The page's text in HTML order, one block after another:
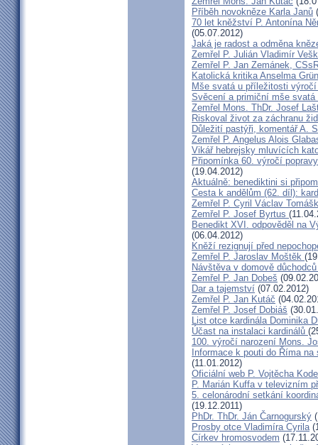
Příběh novokněze Karla Janů
70 let kněžství P. Antonína
(05.07.2012)
Jaká je radost a odměna
Zemřel P. Julián Vladimír
Zemřel P. Jan Zemánek,
Katolická kritika Anselma
Mše svatá u příležitosti
Svěcení a primiční mše
Zemřel Mons. ThDr. Josef
Riskoval život za záchranu
Důležití pastýři, komentář A.
Zemřel P. Angelus Alois
Vikář hebrejsky mluvících
Připomínka 60. výročí
(19.04.2012)
Aktuálně: benediktini si
Cesta k andělům (62. díl):
Zemřel P. Cyril Václav
Zemřel P. Josef Byrtus
Benedikt XVI. odpověděl na
(06.04.2012)
Kněží rezignují před
Zemřel P. Jaroslav Moštěk
Návštěva v domově
Zemřel P. Jan Dobeš
Dar a tajemství (07.02.2012)
Zemřel P. Jan Kutáč
Zemřel P. Josef Dobiáš
List otce kardinála Dominika
Účast na instalaci kardinálů
100. výročí narození Mons.
Informace k pouti do Říma
(11.01.2012)
Oficiální web P. Vojtěcha
P. Marián Kuffa v televizním
5. celonárodní setkání
(19.12.2011)
PhDr. ThDr. Ján Čarnogurský
Prosby otce Vladimíra Cyrila
Církev hromosvodem